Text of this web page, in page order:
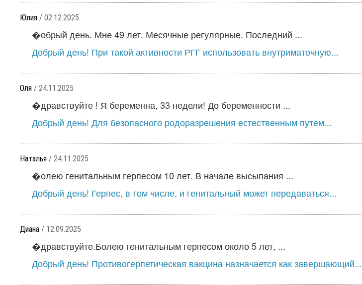
Юлия / 02.12.2025
�обрый день. Мне 49 лет. Месячные регулярные. Последний ...
Добрый день! При такой активности РГГ использовать внутриматочную...
Оля / 24.11.2025
�дравствуйте ! Я беременна, 33 недели! До беременности ...
Добрый день! Для безопасного родоразрешения естественным путем...
Наталья / 24.11.2025
�олею генитальным герпесом 10 лет. В начале высыпания ...
Добрый день! Герпес, в том числе, и генитальный может передаваться...
Диана / 12.09.2025
�дравствуйте.Болею генитальным герпесом около 5 лет, ...
Добрый день! Противогерпетическая вакцина назначается как завершающий...